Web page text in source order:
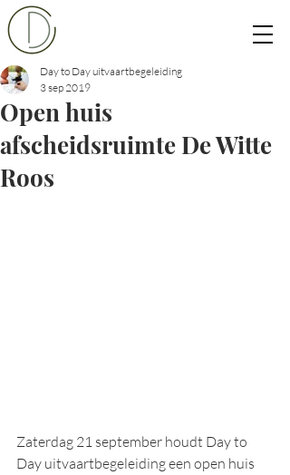
Open huis
afscheidsruimte De Witte
Roos
Day to Day uitvaartbegeleiding
3 sep 2019
Zaterdag 21 september houdt Day to
Day uitvaartbegeleiding een open huis